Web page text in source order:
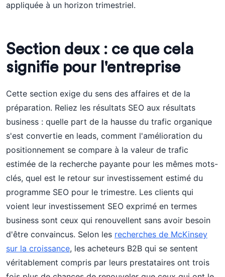
appliquée à un horizon trimestriel.
Section deux : ce que cela
signifie pour l'entreprise
Cette section exige du sens des affaires et de la
préparation. Reliez les résultats SEO aux résultats
business : quelle part de la hausse du trafic organique
s'est convertie en leads, comment l'amélioration du
positionnement se compare à la valeur de trafic
estimée de la recherche payante pour les mêmes mots-
clés, quel est le retour sur investissement estimé du
programme SEO pour le trimestre. Les clients qui
voient leur investissement SEO exprimé en termes
business sont ceux qui renouvellent sans avoir besoin
d'être convaincus. Selon les recherches de McKinsey
sur la croissance, les acheteurs B2B qui se sentent
véritablement compris par leurs prestataires ont trois